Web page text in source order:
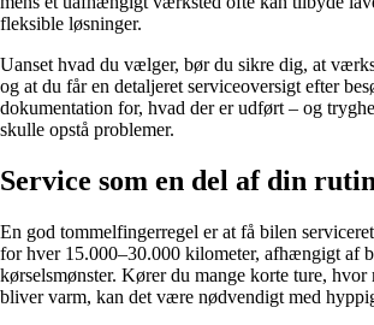
fleksible løsninger.
Uanset hvad du vælger, bør du sikre dig, at
og at du får en detaljeret serviceoversigt efter
dokumentation for, hvad der er udført – og
skulle opstå problemer.
Service som en del af din
En god tommelfingerregel er at få bilen
for hver 15.000–30.000 kilometer, afhængigt af
kørselsmønster. Kører du mange korte ture,
bliver varm, kan det være nødvendigt med